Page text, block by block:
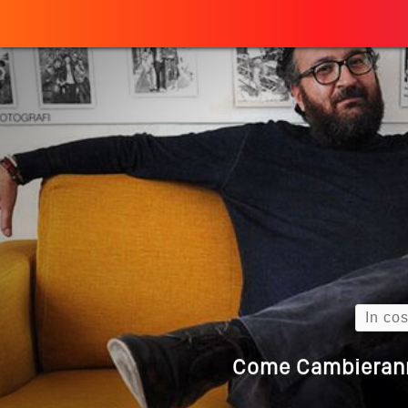
Search
Quando
Come
Cos’è La
Come
Quale Sarà Il Futuro Della